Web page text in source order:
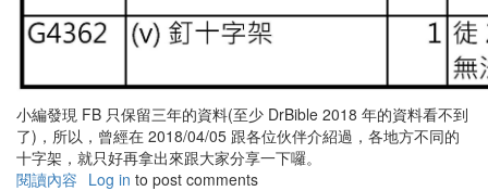
小編發現 FB 只保留三年的資料(至少 DrBible 2018 年的資料看不到
了)，所以，曾經在 2018/04/05 跟各位伙伴介紹過，各地方不同的
十字架，就只好再拿出來跟大家分享一下囉。
閱讀內容 有Log in to post comments